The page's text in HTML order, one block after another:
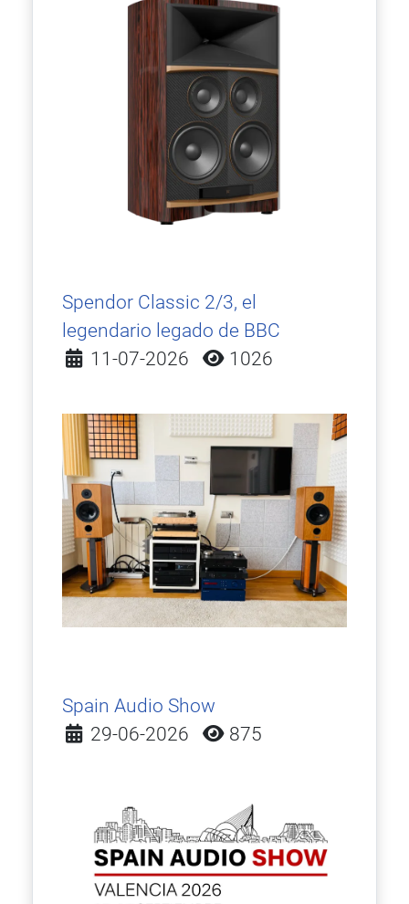
Spendor Classic 2/3, el
legendario legado de BBC
Detalles
11-07-2026 1026
Spain Audio Show
Detalles
29-06-2026 875